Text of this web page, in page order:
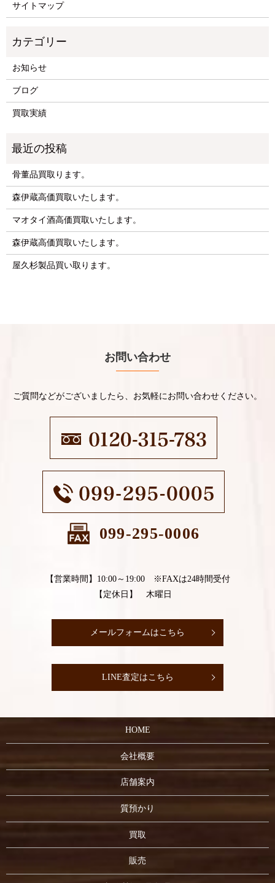
サイトマップ
お知らせ
ブログ
買取実績
骨董品買取ります。
森伊蔵高価買取いたします。
マオタイ酒高価買取いたします。
森伊蔵高価買取いたします。
屋久杉製品買い取ります。
お問い合わせ
ご質問などがございましたら、お気軽にお問い合わせください。
099-295-0006
【営業時間】10:00～19:00 ※FAXは24時間受付
【定休日】 木曜日
メールフォームはこちら
LINE査定はこちら
HOME
会社概要
店舗案内
質預かり
買取
販売